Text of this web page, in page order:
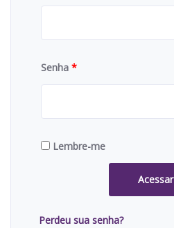
Senha *
Lembre-me
Acessar
Perdeu sua senha?